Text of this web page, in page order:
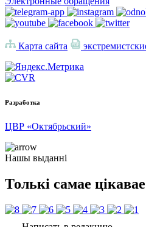
Карта сайта
Разработка
ЦВР «Октябрьский»
Нашы выданні
Толькі самае